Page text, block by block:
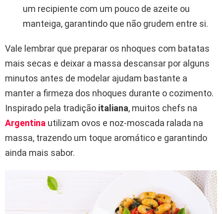
um recipiente com um pouco de azeite ou
manteiga, garantindo que não grudem entre si.
Vale lembrar que preparar os nhoques com batatas
mais secas e deixar a massa descansar por alguns
minutos antes de modelar ajudam bastante a
manter a firmeza dos nhoques durante o cozimento.
Inspirado pela tradição italiana, muitos chefs na
Argentina utilizam ovos e noz-moscada ralada na
massa, trazendo um toque aromático e garantindo
ainda mais sabor.